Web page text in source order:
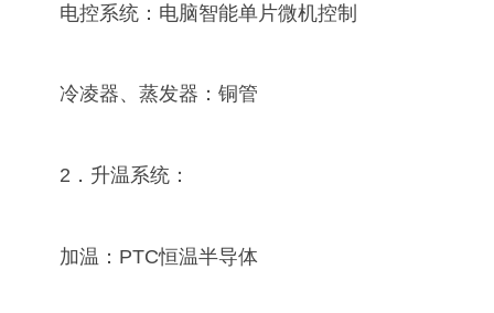
电控系统：电脑智能单片微机控制
冷凌器、蒸发器：铜管
2．升温系统：
加温：PTC恒温半导体